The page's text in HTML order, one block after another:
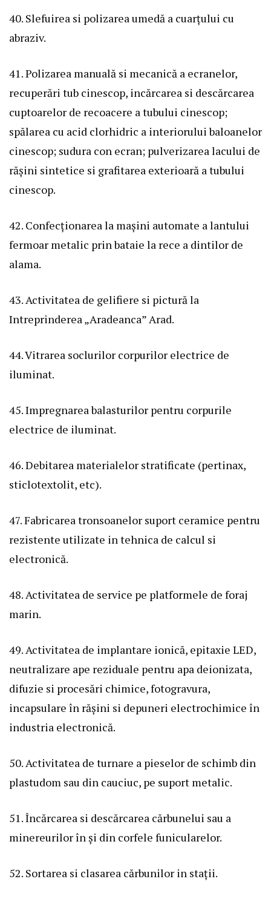
40. Slefuirea si polizarea umedă a cuarțului cu
abraziv.
41. Polizarea manuală si mecanică a ecranelor,
recuperări tub cinescop, incărcarea si descărcarea
cuptoarelor de recoacere a tubului cinescop;
spălarea cu acid clorhidric a interiorului baloanelor
cinescop; sudura con ecran; pulverizarea lacului de
rășini sintetice si grafitarea exterioară a tubului
cinescop.
42. Confecționarea la mașini automate a lantului
fermoar metalic prin bataie la rece a dintilor de
alama.
43. Activitatea de gelifiere si pictură la
Intreprinderea „Aradeanca” Arad.
44. Vitrarea soclurilor corpurilor electrice de
iluminat.
45. Impregnarea balasturilor pentru corpurile
electrice de iluminat.
46. Debitarea materialelor stratificate (pertinax,
sticlotextolit, etc).
47. Fabricarea tronsoanelor suport ceramice pentru
rezistente utilizate in tehnica de calcul si
electronică.
48. Activitatea de service pe platformele de foraj
marin.
49. Activitatea de implantare ionică, epitaxie LED,
neutralizare ape reziduale pentru apa deionizata,
difuzie si procesări chimice, fotogravura,
incapsulare în rășini si depuneri electrochimice în
industria electronică.
50. Activitatea de turnare a pieselor de schimb din
plastudom sau din cauciuc, pe suport metalic.
51. Încărcarea si descărcarea cărbunelui sau a
minereurilor în și din corfele funicularelor.
52. Sortarea si clasarea cărbunilor in stații.